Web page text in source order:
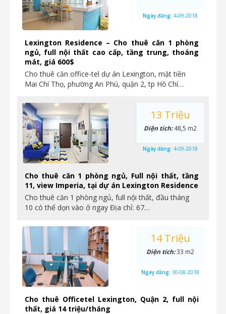
Lexington Residence – Cho thuê căn 1 phòng
ngủ, full nội thất cao cấp, tầng trung, thoáng
mát, giá 600$
Cho thuê căn office-tel dự án Lexington, mặt tiền
Mai Chí Thọ, phường An Phú, quận 2, tp Hồ Chí…
Ngày đăng: 4-09-2018
Cho thuê căn 1 phòng ngủ, Full nội thất, tầng
11, view Imperia, tại dự án Lexington Residence
Cho thuê căn 1 phòng ngủ, full nội thất, đầu tháng
10 có thể dọn vào ở ngay Địa chỉ: 67…
13 Triệu
Diện tích:48,5 m2
Ngày đăng: 4-09-2018
Cho thuê Officetel Lexington, Quận 2, full nội
thất, giá 14 triệu/tháng
14 Triệu
Diện tích:33 m2
Ngày đăng: 30-08-2018